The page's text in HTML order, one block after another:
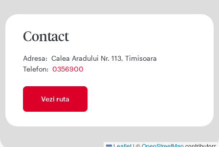
Contact
Adresa: Calea Aradului Nr. 113, Timisoara
Telefon: 0356900
Vezi ruta